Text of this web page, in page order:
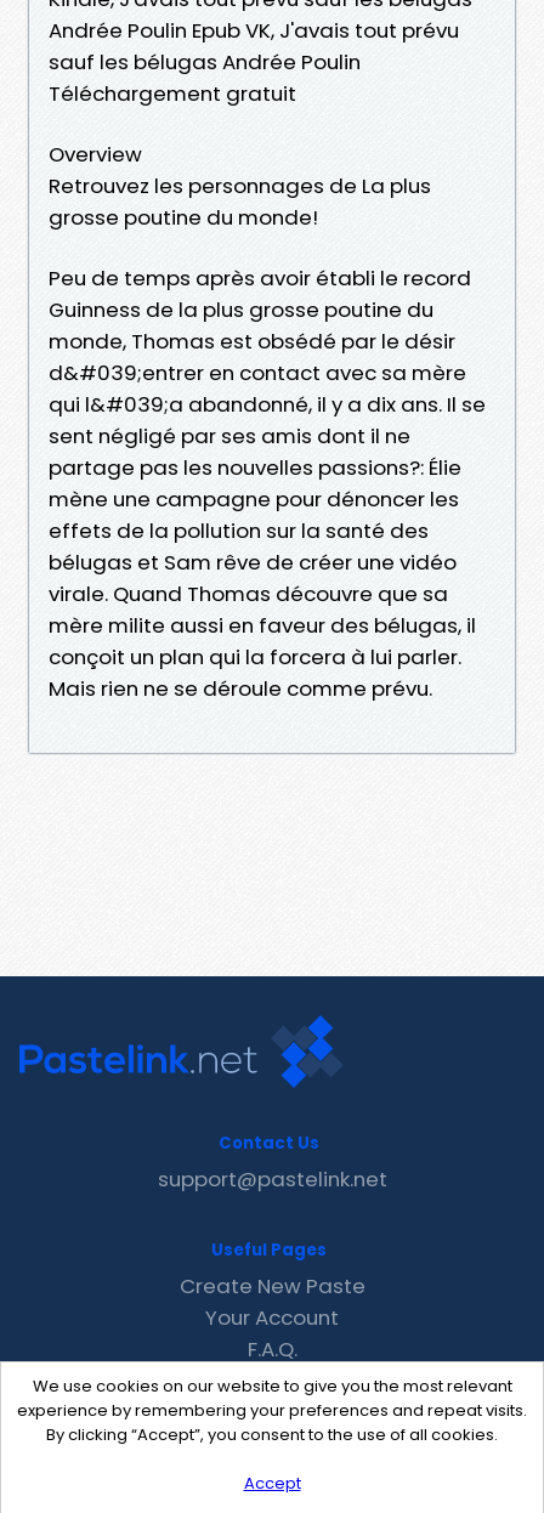
Andrée Poulin Epub VK, J'avais tout prévu
sauf les bélugas Andrée Poulin
Téléchargement gratuit
Overview
Retrouvez les personnages de La plus
grosse poutine du monde!
Peu de temps après avoir établi le record
Guinness de la plus grosse poutine du
monde, Thomas est obsédé par le désir
d&#039;entrer en contact avec sa mère
qui l&#039;a abandonné, il y a dix ans. Il se
sent ­négligé par ses amis dont il ne
partage pas les nouvelles passions?: Élie
mène une campagne pour dénoncer les
effets de la pollution sur la santé des
bélugas et Sam rêve de créer une vidéo
virale. Quand Thomas découvre que sa
mère milite aussi en faveur des bélugas, il
conçoit un plan qui la forcera à lui parler.
Mais rien ne se déroule comme prévu.
We use cookies on our website to give you the most relevant
experience by remembering your preferences and repeat visits.
By clicking “Accept”, you consent to the use of all cookies.
Accept
Contact Us
support@pastelink.net
Useful Pages
Create New Paste
Your Account
F.A.Q.
Recent
Contact